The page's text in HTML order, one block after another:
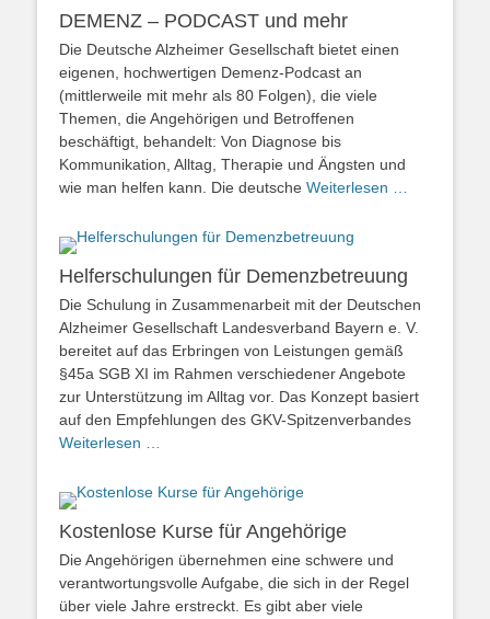
DEMENZ – PODCAST und mehr
Die Deutsche Alzheimer Gesellschaft bietet einen
eigenen, hochwertigen Demenz-Podcast an
(mittlerweile mit mehr als 80 Folgen), die viele
Themen, die Angehörigen und Betroffenen
beschäftigt, behandelt: Von Diagnose bis
Kommunikation, Alltag, Therapie und Ängsten und
wie man helfen kann. Die deutsche Weiterlesen …
Helferschulungen für Demenzbetreuung
Die Schulung in Zusammenarbeit mit der Deutschen
Alzheimer Gesellschaft Landesverband Bayern e. V.
bereitet auf das Erbringen von Leistungen gemäß
§45a SGB XI im Rahmen verschiedener Angebote
zur Unterstützung im Alltag vor. Das Konzept basiert
auf den Empfehlungen des GKV-Spitzenverbandes
Weiterlesen …
Kostenlose Kurse für Angehörige
Die Angehörigen übernehmen eine schwere und
verantwortungsvolle Aufgabe, die sich in der Regel
über viele Jahre erstreckt. Es gibt aber viele